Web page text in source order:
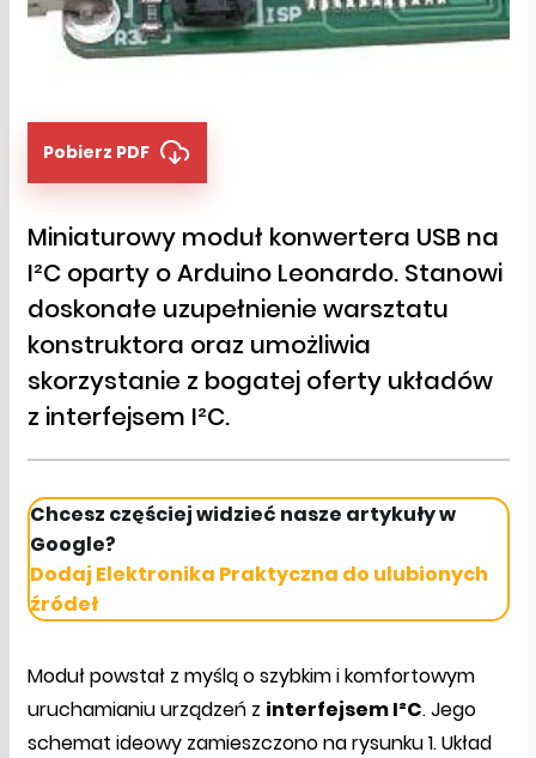
Pobierz PDF
Miniaturowy moduł konwertera USB na
I²C oparty o Arduino Leonardo. Stanowi
doskonałe uzupełnienie warsztatu
konstruktora oraz umożliwia
skorzystanie z bogatej oferty układów
z interfejsem I²C.
Chcesz częściej widzieć nasze artykuły w
Google?
Dodaj Elektronika Praktyczna do ulubionych
źródeł
Moduł powstał z myślą o szybkim i komfortowym
uruchamianiu urządzeń z interfejsem I²C. Jego
schemat ideowy zamieszczono na rysunku 1. Układ